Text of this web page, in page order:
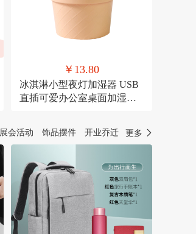
￥13.80
冰淇淋小型夜灯加湿器 USB
直插可爱办公室桌面加湿器
展会活动 饰品摆件 开业乔迁 更多